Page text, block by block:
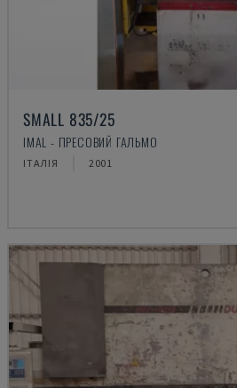
SMALL 835/25
IMAL - ПРЕСОВИЙ ГАЛЬМО
ІТАЛІЯ 2001